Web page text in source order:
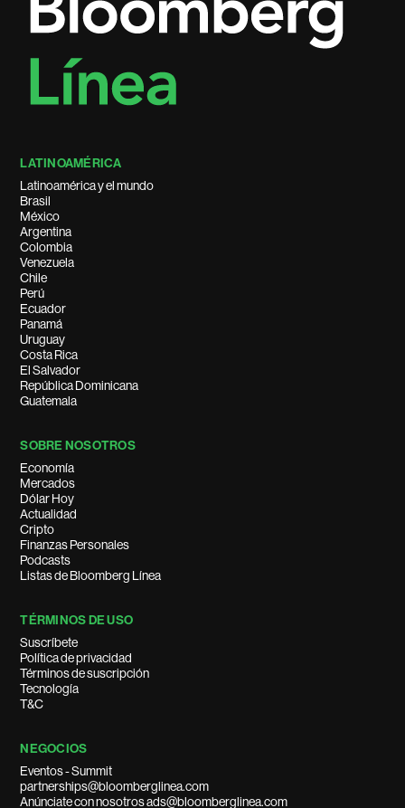
LATINOAMÉRICA
Latinoamérica y el mundo
Brasil
México
Argentina
Colombia
Venezuela
Chile
Perú
Ecuador
Panamá
Uruguay
Costa Rica
El Salvador
República Dominicana
Guatemala
SOBRE NOSOTROS
Economía
Mercados
Dólar Hoy
Actualidad
Cripto
Finanzas Personales
Podcasts
Listas de Bloomberg Línea
TÉRMINOS DE USO
Suscríbete
Política de privacidad
Términos de suscripción
Tecnología
T&C
NEGOCIOS
Eventos - Summit
partnerships@bloomberglinea.com
Anúnciate con nosotros ads@bloomberglinea.com